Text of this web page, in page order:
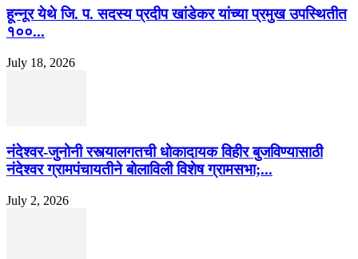
हून्नूर येथे जि. प. सदस्य प्रदीप खांडेकर यांच्या प्रमुख उपस्थितीत
१००...
July 18, 2026
नंदेश्वर-जुनोनी रस्त्यालगतची धोकादायक विहीर बुजविण्यासाठी
नंदेश्वर ग्रामपंचायतीने बोलाविली विशेष ग्रामसभा;...
July 2, 2026